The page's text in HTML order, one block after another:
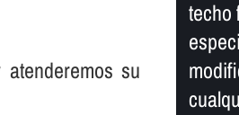
su
techo